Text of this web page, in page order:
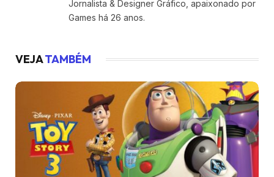
Jornalista & Designer Gráfico, apaixonado por
Games há 26 anos.
VEJATAMBÉM